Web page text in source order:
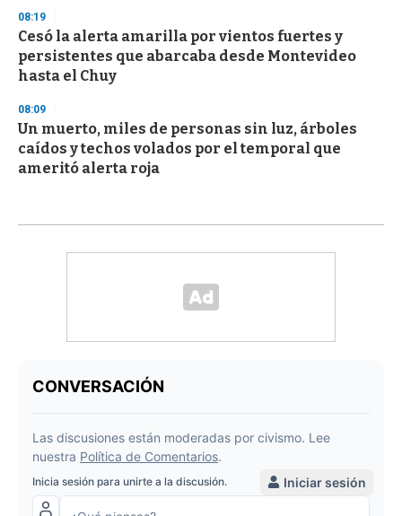
08:19
Cesó la alerta amarilla por vientos fuertes y
persistentes que abarcaba desde Montevideo
hasta el Chuy
08:09
Un muerto, miles de personas sin luz, árboles
caídos y techos volados por el temporal que
ameritó alerta roja